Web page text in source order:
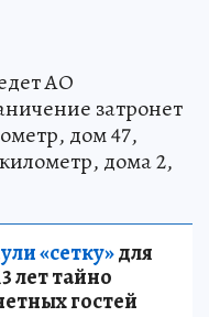
АО
затронет
дом 47,
дома 2,
«сетку»для
лет тайно
гостей